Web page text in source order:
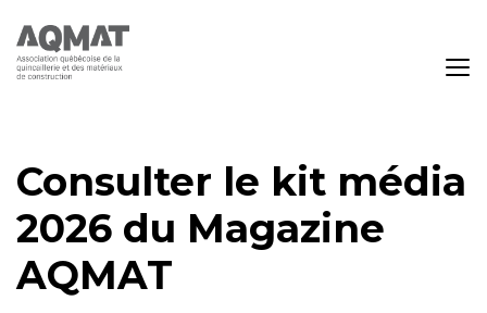
Consulter le kit média
2026 du Magazine
AQMAT